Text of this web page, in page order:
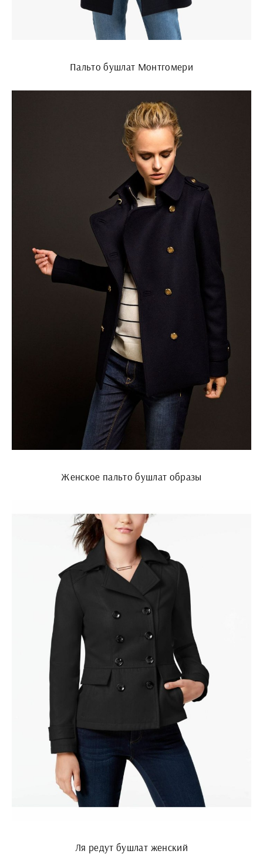
Пальто бушлат Монтгомери
Женское пальто бушлат образы
Ля редут бушлат женский